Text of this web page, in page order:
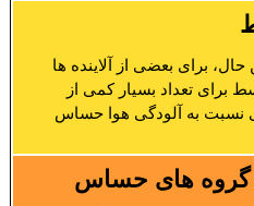
برای بعضی از آلاینده ها
تعداد بسیار کمی از
نسبت به آلودگی هوا حساس
گروه های حساس